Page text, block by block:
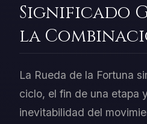
Significado
la
La Rueda de la Fortuna
ciclo, el fin de una etapa
inevitabilidad del